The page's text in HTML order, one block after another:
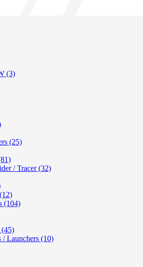
(3)
(25)
/ Tracer (32)
(104)
(45)
/ Launchers (10)